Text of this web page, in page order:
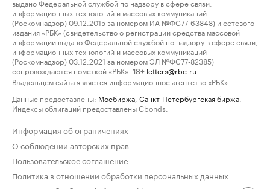
выдано Федеральной службой по надзору в сфере связи,
информационных технологий и массовых коммуникаций
(Роскомнадзор) 09.12.2015 за номером ИА №ФС77-63848) и сетевого
издания «РБК» (свидетельство о регистрации средства массовой
информации выдано Федеральной службой по надзору в сфере связи,
информационных технологий и массовых коммуникаций
(Роскомнадзор) 03.12.2021 за номером ЭЛ №ФС77-82385)
сопровождаются пометкой «РБК».
18+ letters@rbc.ru
Владельцем сайта является информационное агентство «РБК».
Данные предоставлены: Мосбиржа Санкт-Петербургская биржа
Индексы облигаций предоставлены Cbonds.
Информация об ограничениях
О соблюдении авторских прав
Пользовательское соглашение
Политика в отношении обработки персональных данных